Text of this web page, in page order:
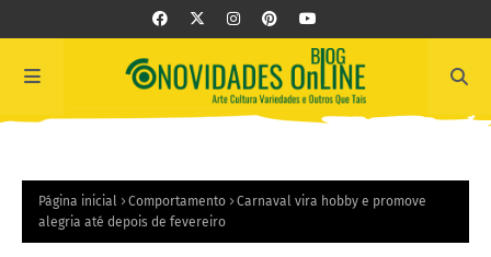
Página inicial Comportamento
Carnaval vira hobby e promove
alegria até depois de fevereiro